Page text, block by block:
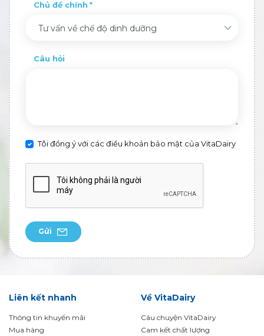
Chủ đề chính
Tư vấn về chế độ dinh dưỡng
Câu hỏi
Tôi đồng ý với các điều khoản bảo mật của VitaDairy
Gửi
Liên kết nhanh
Thông tin khuyến mãi
Mua hàng
Về VitaDairy
Câu chuyện VitaDairy
Cam kết chất lượng